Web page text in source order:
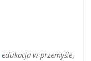
edukacja w przemyśle,